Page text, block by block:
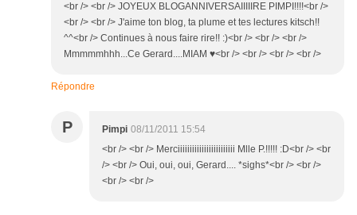
<br /> <br /> JOYEUX BLOGANNIVERSAIIIIIRE PIMPI!!!!<br />
<br /> <br /> J'aime ton blog, ta plume et tes lectures kitsch!!
^^<br /> Continues à nous faire rire!! :)<br /> <br /> <br />
Mmmmmhhh...Ce Gerard....MIAM ♥<br /> <br /> <br /> <br />
Répondre
P Pimpi 08/11/2011 15:54
<br /> <br /> Merciiiiiiiiiiiiiiiiiiiiiiii Mlle P.!!!!! :D<br /> <br
/> <br /> Oui, oui, oui, Gerard.... *sighs*<br /> <br />
<br /> <br />